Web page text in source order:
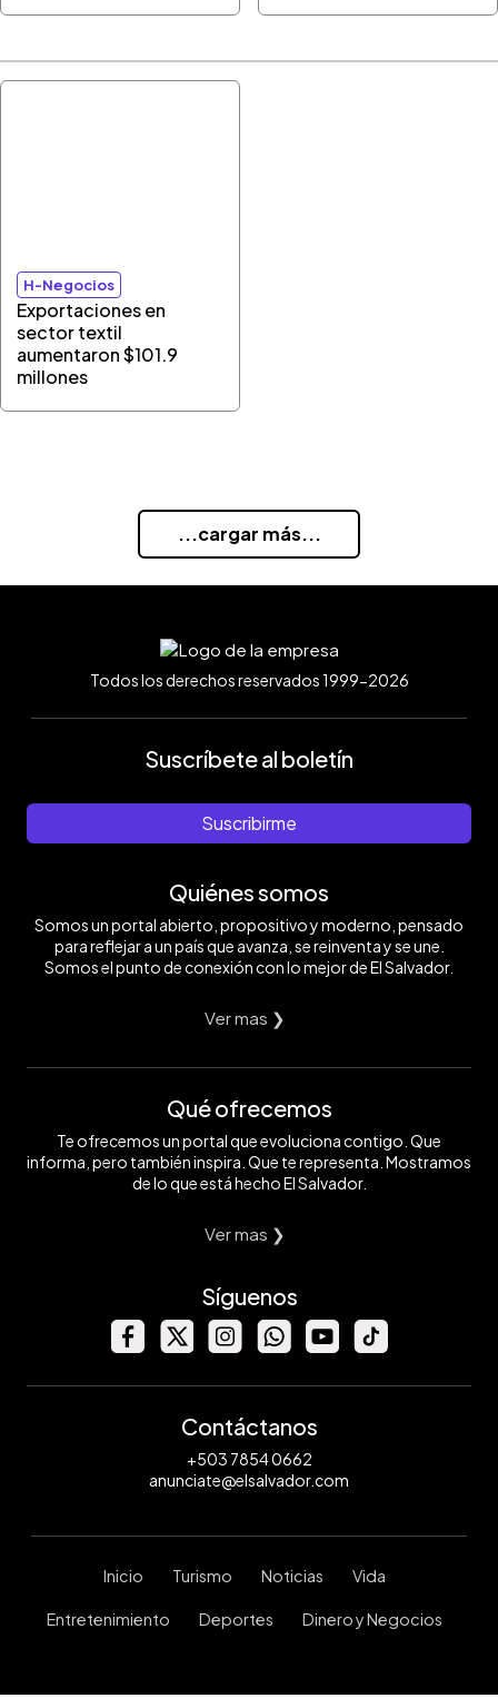
H-Negocios
Exportaciones en
sector textil
aumentaron $101.9
millones
...cargar más...
Todos los derechos reservados 1999-2026
Suscríbete al boletín
Suscribirme
Quiénes somos
Somos un portal abierto, propositivo y moderno, pensado
para reflejar a un país que avanza, se reinventa y se une.
Somos el punto de conexión con lo mejor de El Salvador.
Ver mas ❯
Qué ofrecemos
Te ofrecemos un portal que evoluciona contigo. Que
informa, pero también inspira. Que te representa. Mostramos
de lo que está hecho El Salvador.
Ver mas ❯
Síguenos
Contáctanos
+503 7854 0662
anunciate@elsalvador.com
Inicio Turismo Noticias Vida
Entretenimiento Deportes Dinero y Negocios